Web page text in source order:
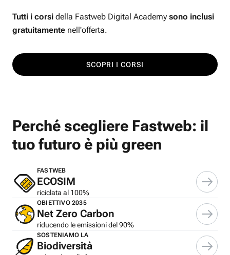
Tutti i corsi della Fastweb Digital Academy sono inclusi
gratuitamente nell'offerta.
SCOPRI I CORSI
Perché scegliere Fastweb: il
tuo futuro è più green
FASTWEB
ECOSIM
riciclata al 100%
OBIETTIVO 2035
Net Zero Carbon
riducendo le emissioni del 90%
SOSTENIAMO LA
Biodiversità